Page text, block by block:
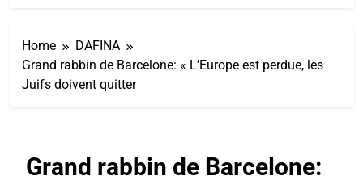
Home
DAFINA
Grand rabbin de Barcelone: « L’Europe est perdue, les
Juifs doivent quitter
Grand rabbin de Barcelone: